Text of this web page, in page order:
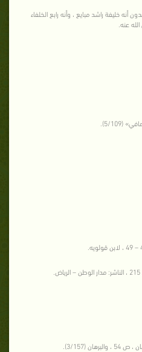
أنه خليفة راشد مبايع ، وأنه رابع الخلفاء
عنه.